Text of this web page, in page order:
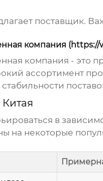
поставщик.
компания
компания - это
ассортимент
в
на некоторые